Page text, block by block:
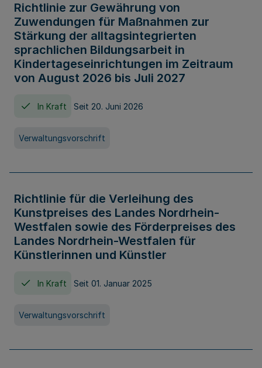
Richtlinie zur Gewährung von
Zuwendungen für Maßnahmen zur
Stärkung der alltagsintegrierten
sprachlichen Bildungsarbeit in
Kindertageseinrichtungen im Zeitraum
von August 2026 bis Juli 2027
In Kraft Seit 20. Juni 2026
Verwaltungsvorschrift
Richtlinie für die Verleihung des
Kunstpreises des Landes Nordrhein-
Westfalen sowie des Förderpreises des
Landes Nordrhein-Westfalen für
Künstlerinnen und Künstler
In Kraft Seit 01. Januar 2025
Verwaltungsvorschrift